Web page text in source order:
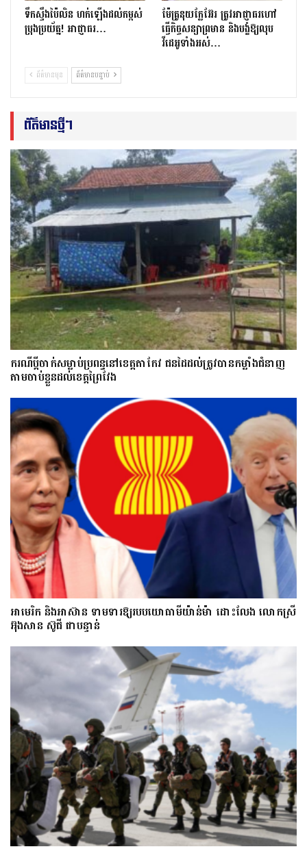
ទឹកស្ទឹងប៉ៃលិន ហក់ឡើងដល់កម្ពស់
ប្រុងប្រយ័ត្ន! អាជ្ញាធរ…
ម៉ែគ្រូនុយក្លែអ៊ែរ ត្រូវអាជ្ញាធរហៅ
ធ្វើកិច្ចសន្យាព្រមាន និងបង្ខំឱ្យលុប
វីដេអូទាំងអស់…
ព័ត៌មានមុន ព័ត៌មានបន្ទាប់
ព័ត៌មានថ្មីៗ
ករណីប្ដីចាក់សម្លាប់ប្រពន្ធនៅខេត្តតាកែវ ជនដៃដល់ត្រូវបានកម្លាំងជំនាញ
តាមចាប់ខ្លួនដល់ខេត្តព្រៃវែង
អាមេរិក និងអាស៊ាន ទាមទារឱ្យ​របបយោធាមីយ៉ាន់ម៉ា​ ដោះ​លែង​ លោកស្រី
អ៊ុងសាន ស៊ូជី ជា​បន្ទាន់